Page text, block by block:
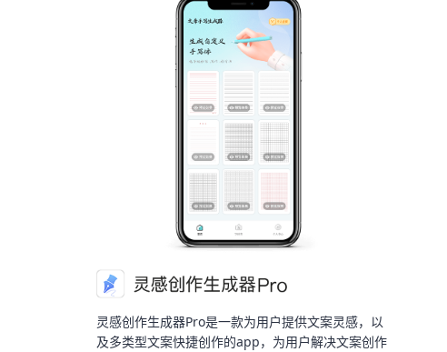
灵感创作生成器Pro是一款为用户提供文案灵感，以
及多类型文案快捷创作的app，为用户解决文案创作